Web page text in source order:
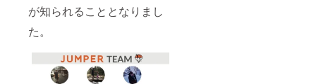
が知られることとなりまし
た。